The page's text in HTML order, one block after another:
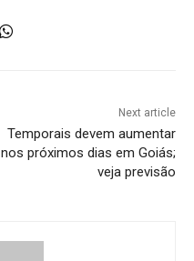
Next article
Temporais devem aumentar
nos próximos dias em Goiás;
veja previsão